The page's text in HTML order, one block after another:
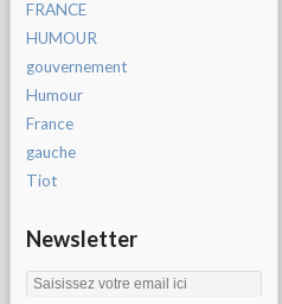
FRANCE
HUMOUR
gouvernement
Humour
France
gauche
Tiot
Newsletter